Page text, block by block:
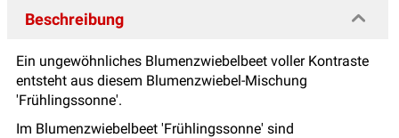
Beschreibung
Ein ungewöhnliches Blumenzwiebelbeet voller Kontraste
entsteht aus diesem Blumenzwiebel-Mischung
'Frühlingssonne'.
Im Blumenzwiebelbeet 'Frühlingssonne' sind